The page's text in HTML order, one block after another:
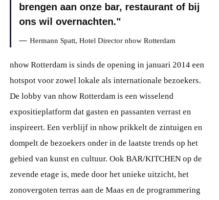
brengen aan onze bar, restaurant of bij
ons wil overnachten.
Hermann Spatt, Hotel Director nhow Rotterdam
nhow Rotterdam is sinds de opening in januari 2014 een
hotspot voor zowel lokale als internationale bezoekers.
De lobby van nhow Rotterdam is een wisselend
expositieplatform dat gasten en passanten verrast en
inspireert. Een verblijf in nhow prikkelt de zintuigen en
dompelt de bezoekers onder in de laatste trends op het
gebied van kunst en cultuur. Ook BAR/KITCHEN op de
zevende etage is, mede door het unieke uitzicht, het
zonovergoten terras aan de Maas en de programmering